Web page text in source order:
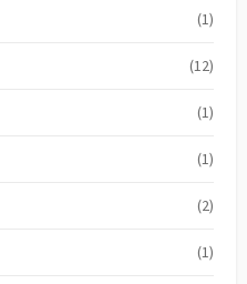
(1)
(12)
(1)
(1)
(2)
(1)